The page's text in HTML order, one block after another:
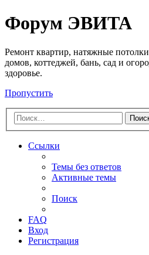
Регистрация
Форум ЭВИТА
Ремонт квартир, натяжные
домов, коттеджей, бань, сад и
здоровье.
Пропустить
Ссылки
Темы без ответов
Активные темы
Поиск
FAQ
Вход
Регистрация